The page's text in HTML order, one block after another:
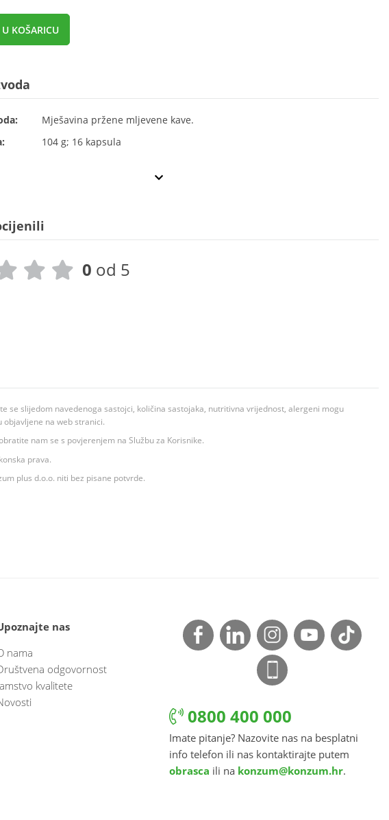
KOŠARICU
Mješavina pržene mljevene kave.
104 g; 16 kapsula
0 od 5
se slijedom navedenoga sastojci, količina sastojaka, nutritivna vrijednost, alergeni mogu
na web stranici.
nam se s povjerenjem na Službu za Korisnike.
prava.
plus d.o.o. niti bez pisane potvrde.
nas
nama
odgovornost
kvalitete
0800 400 000
Imate pitanje? Nazovite nas na besplatni
info telefon ili nas kontaktirajte putem
obrasca ili na konzum@konzum.hr.